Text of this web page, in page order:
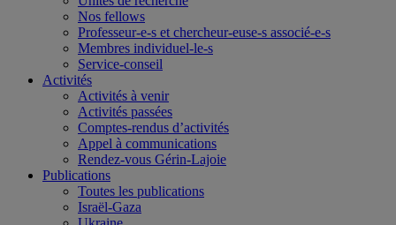
Nos fellows
Professeur-e-s et chercheur-euse-s associé-e-s
Membres individuel-le-s
Service-conseil
Activités
Activités à venir
Activités passées
Comptes-rendus d’activités
Appel à communications
Rendez-vous Gérin-Lajoie
Publications
Toutes les publications
Israël-Gaza